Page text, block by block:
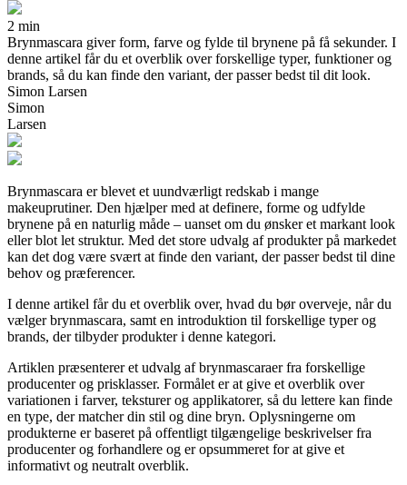
2 min
Brynmascara giver form, farve og fylde til brynene på få sekunder. I
denne artikel får du et overblik over forskellige typer, funktioner og
brands, så du kan finde den variant, der passer bedst til dit look.
Simon Larsen
Simon
Larsen
Brynmascara er blevet et uundværligt redskab i mange
makeuprutiner. Den hjælper med at definere, forme og udfylde
brynene på en naturlig måde – uanset om du ønsker et markant look
eller blot let struktur. Med det store udvalg af produkter på markedet
kan det dog være svært at finde den variant, der passer bedst til dine
behov og præferencer.
I denne artikel får du et overblik over, hvad du bør overveje, når du
vælger brynmascara, samt en introduktion til forskellige typer og
brands, der tilbyder produkter i denne kategori.
Artiklen præsenterer et udvalg af brynmascaraer fra forskellige
producenter og prisklasser. Formålet er at give et overblik over
variationen i farver, teksturer og applikatorer, så du lettere kan finde
en type, der matcher din stil og dine bryn. Oplysningerne om
produkterne er baseret på offentligt tilgængelige beskrivelser fra
producenter og forhandlere og er opsummeret for at give et
informativt og neutralt overblik.